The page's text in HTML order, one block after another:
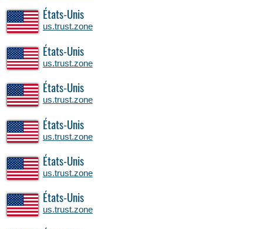
États-Unis
us.trust.zone
États-Unis
us.trust.zone
États-Unis
us.trust.zone
États-Unis
us.trust.zone
États-Unis
us.trust.zone
États-Unis
us.trust.zone